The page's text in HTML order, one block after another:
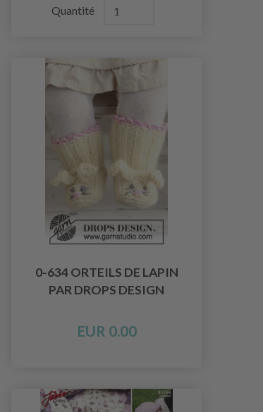
Quantité
0-634 ORTEILS DE LAPIN
PAR DROPS DESIGN
EUR 0.00